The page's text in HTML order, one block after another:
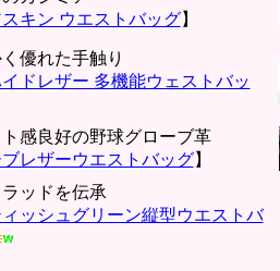
キン ウエストバッグ】
く優れた手触り
ドレザー 多機能ウェストバッ
ト感良好の野球グローブ革
レザーウエストバッグ】
ラッドを伝承
ッシュグリーン縦型ウエストバ